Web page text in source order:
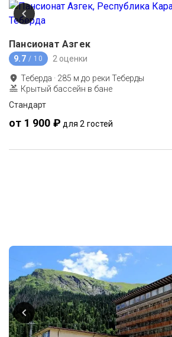
Пансионат Азгек
9.7 / 10 2 оценки
Теберда · 285 м до реки Теберды
Крытый бассейн в бане
Стандарт
от 1 900 ₽ для 2 гостей